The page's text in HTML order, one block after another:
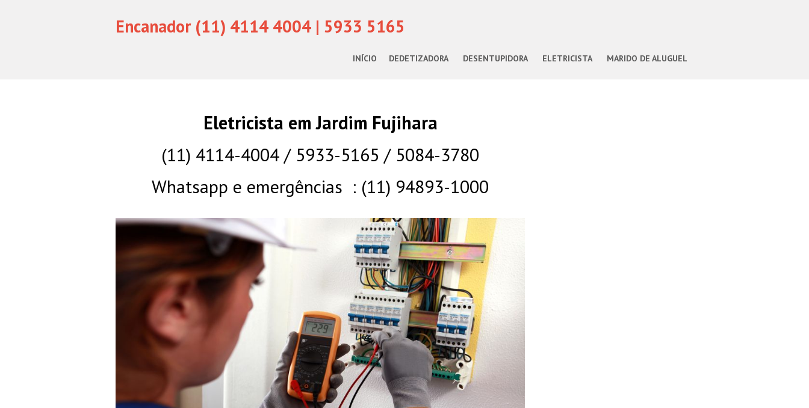
Encanador (11) 4114 4004 | 5933 5165
INÍCIO DEDETIZADORA DESENTUPIDORA ELETRICISTA MARIDO DE ALUGUEL
Eletricista em Jardim Fujihara
(11) 4114-4004 / 5933-5165 / 5084-3780
Whatsapp e emergências : (11) 94893-1000